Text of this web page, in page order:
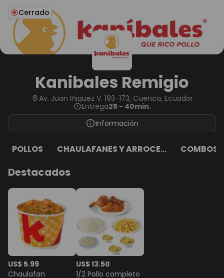
Cerrado
Kanibales Remigio
Av. Juan Iñiguez V. 193-173, Cuenca, Ecuador
Entrega25 - 40min.
Información
POLLOS CHAULAFANES Y ARROCE... COMBOS
Destacados
US$ 5.99
Chaulafan
US$ 13.50
1/2 Pollo completo